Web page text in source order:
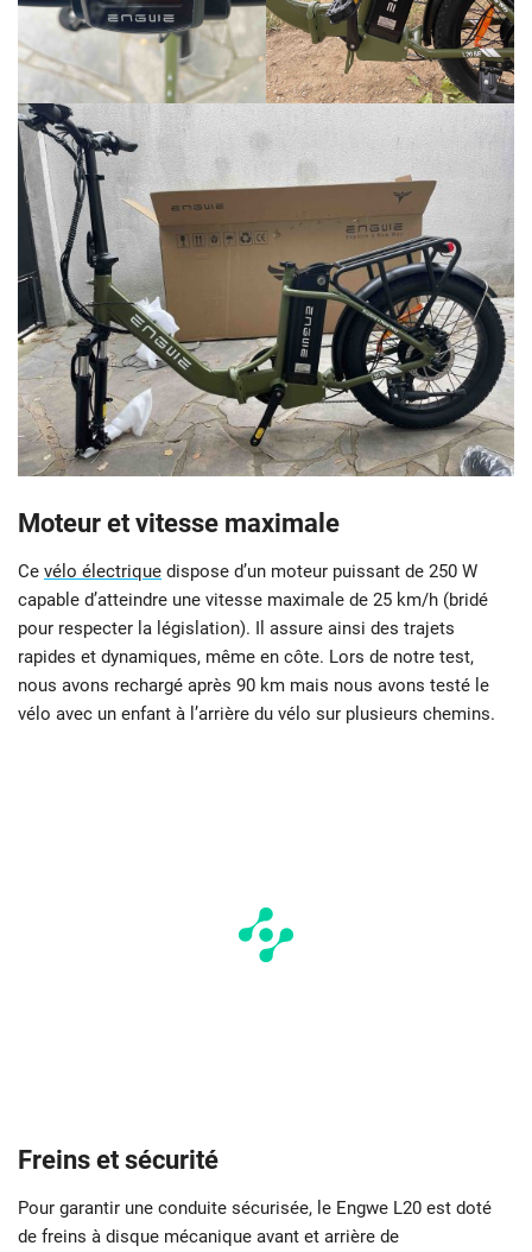
Moteur et vitesse maximale
Ce vélo électrique dispose d’un moteur puissant de 250 W
capable d’atteindre une vitesse maximale de 25 km/h (bridé
pour respecter la législation). Il assure ainsi des trajets
rapides et dynamiques, même en côte. Lors de notre test,
nous avons rechargé après 90 km mais nous avons testé le
vélo avec un enfant à l’arrière du vélo sur plusieurs chemins.
Freins et sécurité
Pour garantir une conduite sécurisée, le Engwe L20 est doté
de freins à disque mécanique avant et arrière de